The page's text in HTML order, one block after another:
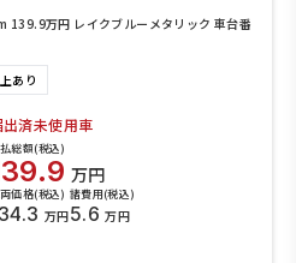
139.9万円 レイクブルーメタリック 車台番
あり
出済未使用車
総額(税込)
万円
価格(税込)
万円
諸費用(税込)
5.6 万円